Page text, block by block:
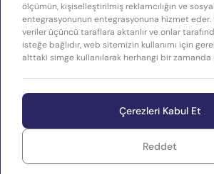
Copyright © 2026 Plastimak
ölçümün, kişiselleştirilmiş reklamcılığın ve
entegrasyonunun entegrasyonuna hizmet eder.
veriler üçüncü taraflara aktarılır ve onlar
isteğe bağlıdır, web sitemizin kullanımı için
alttaki simge kullanılarak herhangi bir
Çerezleri Kabul Et
Reddet